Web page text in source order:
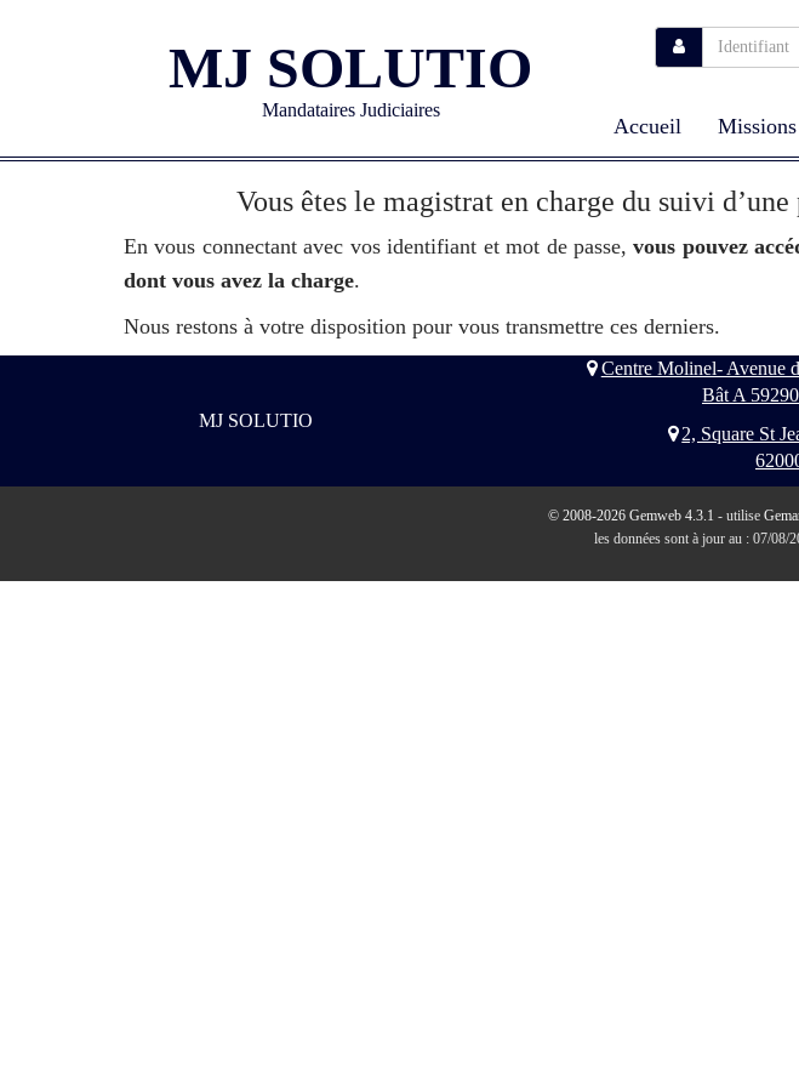
MJ SOLUTIO
Mandataires Judiciaires
Accueil Missions
Vous êtes le magistrat en charge du suivi
En vous connectant avec vos identifiant et mot de passe,vous pouvez
dont vous avez la charge.
Nous restons à votre disposition pour vous transmettre ces derniers.
MJ SOLUTIO
Centre Molinel- Avenue
Bât A
2, Square St
© 2008-2026 Gemweb 4.3.1 - utilise
les données sont à jour au : 07/08/